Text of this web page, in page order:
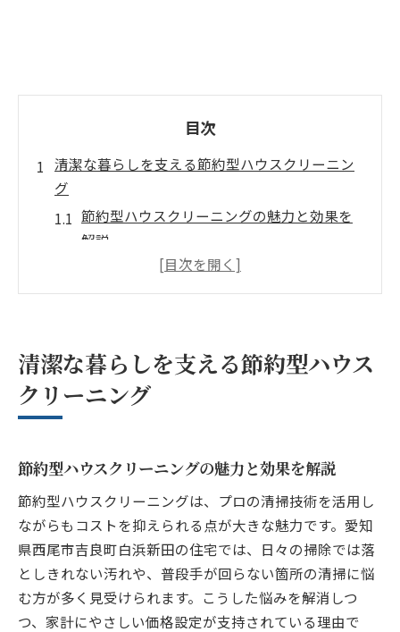
目次
清潔な暮らしを支える節約型ハウスクリーニン
グ
節約型ハウスクリーニングの魅力と効果を
解説
家計に優しいサービス選びのポイントとは
プロの技術で清潔な暮らしを実現する方法
家全体の清掃で健康的な生活環境を守る
家計にも優しいハウスクリーニングを選ぶコツ
料金比較で分かる節約コースのメリット
部分清掃と全体清掃の賢い使い分け術
ハウスクリーニングの口コミ活用法と注意
点
家計の負担を抑えるプロサービス活用例
プロ品質で安心な節約コース利用法を解説
清潔な暮らしを支える節約型ハウス
クリーニング
節約型ハウスクリーニングの魅力と効果を解説
節約型ハウスクリーニングは、プロの清掃技術を活用し
ながらもコストを抑えられる点が大きな魅力です。愛知
県西尾市吉良町白浜新田の住宅では、日々の掃除では落
としきれない汚れや、普段手が回らない箇所の清掃に悩
む方が多く見受けられます。こうした悩みを解消しつ
つ、家計にやさしい価格設定が支持されている理由で